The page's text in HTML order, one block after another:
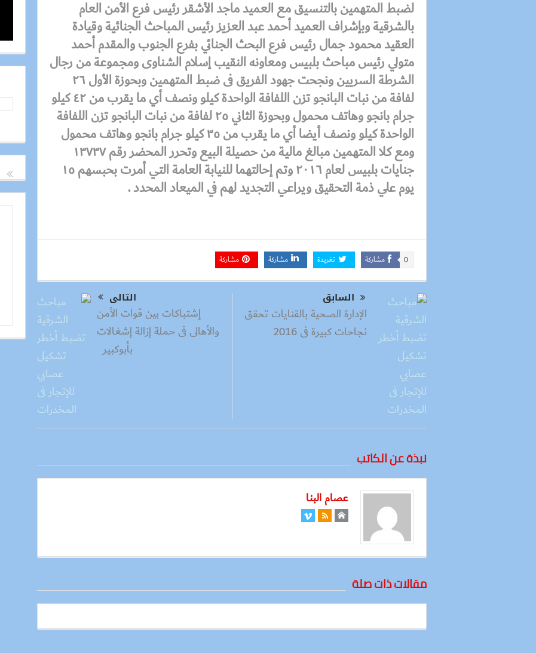
لضبط المتهمين بالتنسيق مع العميد ماجد الأشقر رئيس فرع الأمن العام
بالشرقية وبإشراف العميد أحمد عبد العزيز رئيس المباحث الجنائية وقيادة
العقيد محمود جمال رئيس فرع البحث الجنائي بفرع الجنوب والمقدم أحمد
متولي رئيس مباحث بلبيس ومعاونه النقيب إسلام الشناوى ومجموعة من رجال
الشرطة السريين ونجحت جهود الفريق فى ضبط المتهمين وبحوزة الأول ٢٦
لفافة من نبات البانجو تزن اللفافة الواحدة كيلو ونصف أي ما يقرب من ٤٢ كيلو
جرام بانجو وهاتف محمول وبحوزة الثاني ٢٥ لفافة من نبات البانجو تزن اللفافة
الواحدة كيلو ونصف أيضا أي ما يقرب من ٣٥ كيلو جرام بانجو وهاتف محمول
ومع كلا المتهمين مبالغ مالية من حصيلة البيع وتحرر المحضر رقم ١٣٧٣٧
جنايات بلبيس لعام ٢٠١٦ وتم إحالتهما للنيابة العامة التي أمرت بحبسهم ١٥
يوم علي ذمة التحقيق ويراعي التجديد لهم في الميعاد المحدد .
مشاركة 0 تغريدة مشاركة مشاركة
السابق
الإدارة الصحية بالقنايات تحقق
نجاحات كبيرة فى 2016
التالى
إشتباكات بين قوات الأمن
والأهالى فى حملة إزالة إشغالات
بأبوكبير
نبذة عن الكاتب
عصام البنا
مقالات ذات صلة